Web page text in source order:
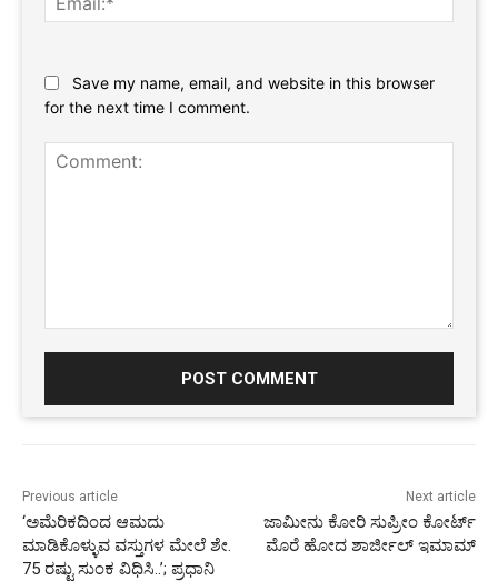
Save my name, email, and website in this browser
for the next time I comment.
Previous article
‘ಅಮೆರಿಕದಿಂದ ಆಮದು
ಮಾಡಿಕೊಳ್ಳುವ ವಸ್ತುಗಳ ಮೇಲೆ ಶೇ.
75 ರಷ್ಟು ಸುಂಕ ವಿಧಿಸಿ..’; ಪ್ರಧಾನಿ
Next article
ಜಾಮೀನು ಕೋರಿ ಸುಪ್ರೀಂ ಕೋರ್ಟ್
ಮೊರೆ ಹೋದ ಶಾರ್ಜೀಲ್ ಇಮಾಮ್